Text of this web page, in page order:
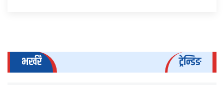
भर्खरै ट्रेन्डिङ